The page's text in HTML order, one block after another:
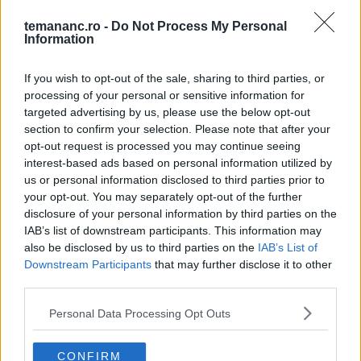
temananc.ro - Do Not Process My Personal
Information
If you wish to opt-out of the sale, sharing to third parties, or
processing of your personal or sensitive information for
targeted advertising by us, please use the below opt-out
section to confirm your selection. Please note that after your
opt-out request is processed you may continue seeing
interest-based ads based on personal information utilized by
us or personal information disclosed to third parties prior to
your opt-out. You may separately opt-out of the further
disclosure of your personal information by third parties on the
IAB’s list of downstream participants. This information may
also be disclosed by us to third parties on the IAB’s List of
Downstream Participants that may further disclose it to other
Personal Data Processing Opt Outs
CONFIRM
1 Dulceață de mure - rețeta tradițională
2 Cozonac cu fructe uscate
3 Cartofi în stil italian, cu usturoi și parmezan
4 Prăjitură semilună cu cacao și nucă
5
Prăjitură cu morcovi - cea mai simplă
rețetă